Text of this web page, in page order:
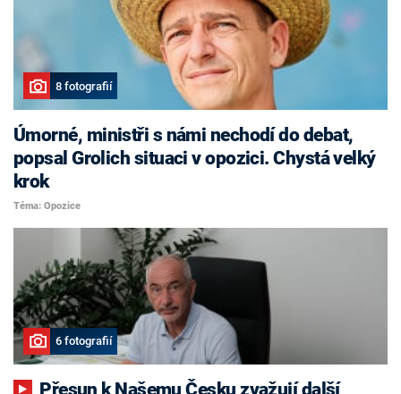
8 fotografií
Úmorné, ministři s námi nechodí do debat,
popsal Grolich situaci v opozici. Chystá velký
krok
Téma: Opozice
6 fotografií